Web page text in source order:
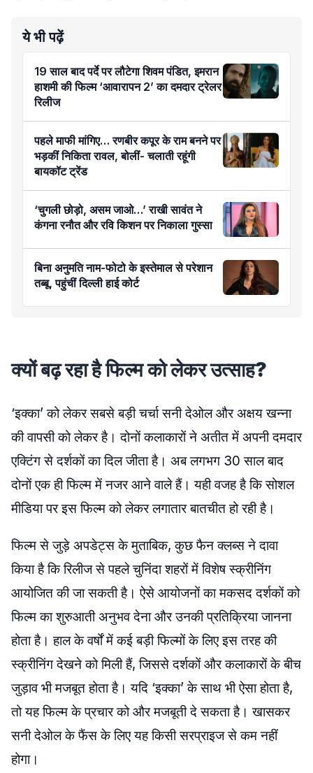
ये भी पढ़ें
19 साल बाद पर्दे पर लौटेगा शिवम पंडित, इमरान
हाशमी की फिल्म ‘आवारापन 2’ का दमदार ट्रेलर
रिलीज
पहले माफी मांगिए… रणबीर कपूर के राम बनने पर
भड़कीं निकिता रावल, बोलीं- चलाती रहूंगी
बायकॉट ट्रेंड
‘चुगली छोड़ो, असम जाओ…’ राखी सावंत ने
कंगना रनौत और रवि किशन पर निकाला गुस्सा
बिना अनुमति नाम-फोटो के इस्तेमाल से परेशान
तब्बू, पहुंचीं दिल्ली हाई कोर्ट
क्यों बढ़ रहा है फिल्म को लेकर उत्साह?
‘इक्का’ को लेकर सबसे बड़ी चर्चा सनी देओल और अक्षय खन्ना
की वापसी को लेकर है। दोनों कलाकारों ने अतीत में अपनी दमदार
एक्टिंग से दर्शकों का दिल जीता है। अब लगभग 30 साल बाद
दोनों एक ही फिल्म में नजर आने वाले हैं। यही वजह है कि सोशल
मीडिया पर इस फिल्म को लेकर लगातार बातचीत हो रही है।
फिल्म से जुड़े अपडेट्स के मुताबिक, कुछ फैन क्लब्स ने दावा
किया है कि रिलीज से पहले चुनिंदा शहरों में विशेष स्क्रीनिंग
आयोजित की जा सकती है। ऐसे आयोजनों का मकसद दर्शकों को
फिल्म का शुरुआती अनुभव देना और उनकी प्रतिक्रिया जानना
होता है। हाल के वर्षों में कई बड़ी फिल्मों के लिए इस तरह की
स्क्रीनिंग देखने को मिली हैं, जिससे दर्शकों और कलाकारों के बीच
जुड़ाव भी मजबूत होता है। यदि ‘इक्का’ के साथ भी ऐसा होता है,
तो यह फिल्म के प्रचार को और मजबूती दे सकता है। खासकर
सनी देओल के फैंस के लिए यह किसी सरप्राइज से कम नहीं
होगा।